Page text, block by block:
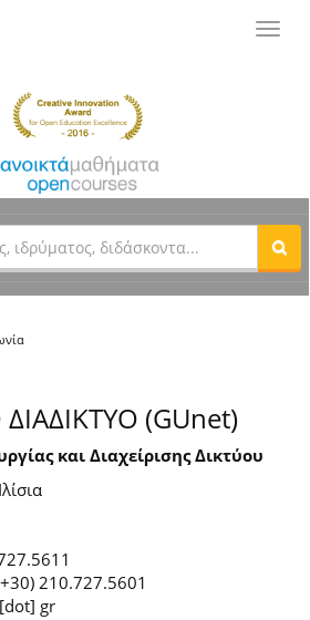
(GUnet)
και Διαχείρισης Δικτύου
210.727.5601
gr